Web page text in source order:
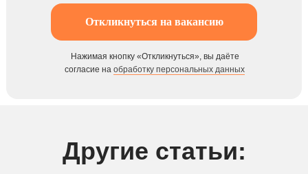
Откликнуться на вакансию
Нажимая кнопку «Откликнуться», вы даёте
согласие на обработку персональных данных
Другие статьи: